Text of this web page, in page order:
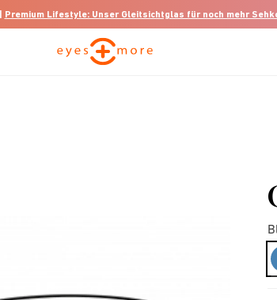
Premium Lifestyle: Unser Gleitsichtglas für noch mehr